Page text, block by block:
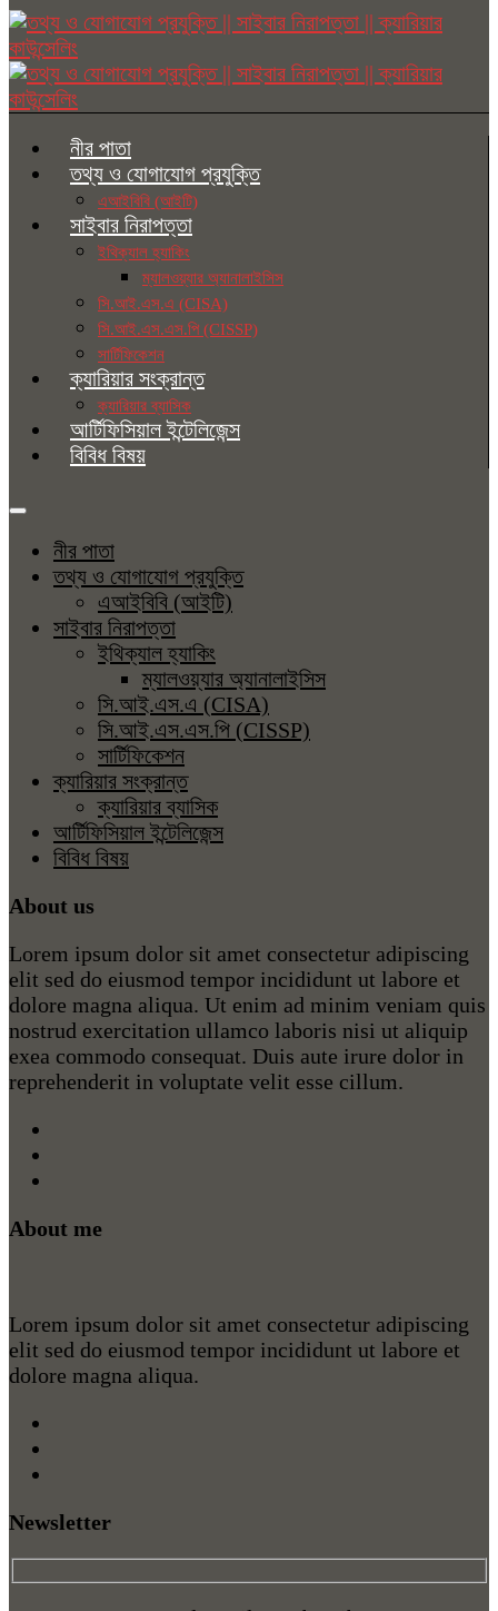
নীর পাতা
তথ্য ও যোগাযোগ প্রযুক্তি
এআইবিবি (আইটি)
সাইবার নিরাপত্তা
ইথিক্যাল হ্যাকিং
ম্যালওয়্যার অ্যানালাইসিস
সি.আই.এস.এ (CISA)
সি.আই.এস.এস.পি (CISSP)
সার্টিফিকেশন
ক্যারিয়ার সংক্রান্ত
ক্যারিয়ার ব্যাসিক
আর্টিফিসিয়াল ইন্টেলিজেন্স
বিবিধ বিষয়
নীর পাতা
তথ্য ও যোগাযোগ প্রযুক্তি
এআইবিবি (আইটি)
সাইবার নিরাপত্তা
ইথিক্যাল হ্যাকিং
ম্যালওয়্যার অ্যানালাইসিস
সি.আই.এস.এ (CISA)
সি.আই.এস.এস.পি (CISSP)
সার্টিফিকেশন
ক্যারিয়ার সংক্রান্ত
ক্যারিয়ার ব্যাসিক
আর্টিফিসিয়াল ইন্টেলিজেন্স
বিবিধ বিষয়
About us
Lorem ipsum dolor sit amet consectetur adipiscing
elit sed do eiusmod tempor incididunt ut labore et
dolore magna aliqua. Ut enim ad minim veniam quis
nostrud exercitation ullamco laboris nisi ut aliquip
exea commodo consequat. Duis aute irure dolor in
reprehenderit in voluptate velit esse cillum.
About me
Lorem ipsum dolor sit amet consectetur adipiscing
elit sed do eiusmod tempor incididunt ut labore et
dolore magna aliqua.
Newsletter